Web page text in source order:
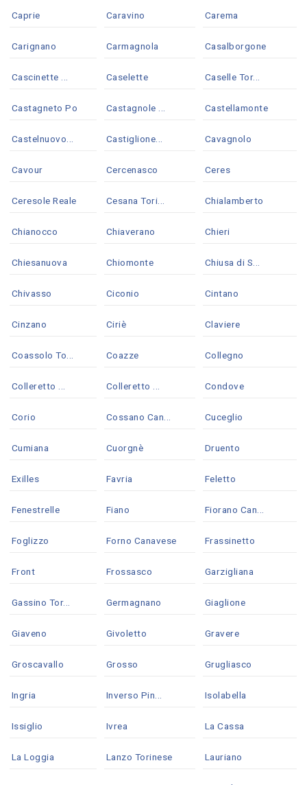
Caprie Caravino Carema
Carignano Carmagnola Casalborgone
Cascinette ... Caselette Caselle Tor...
Castagneto Po Castagnole ... Castellamonte
Castelnuovo... Castiglione... Cavagnolo
Cavour Cercenasco Ceres
Ceresole Reale Cesana Tori... Chialamberto
Chianocco Chiaverano Chieri
Chiesanuova Chiomonte Chiusa di S...
Chivasso Ciconio Cintano
Cinzano Ciriè Claviere
Coassolo To... Coazze Collegno
Colleretto ... Colleretto ... Condove
Corio Cossano Can... Cuceglio
Cumiana Cuorgnè Druento
Exilles Favria Feletto
Fenestrelle Fiano Fiorano Can...
Foglizzo Forno Canavese Frassinetto
Front Frossasco Garzigliana
Gassino Tor... Germagnano Giaglione
Giaveno Givoletto Gravere
Groscavallo Grosso Grugliasco
Ingria Inverso Pin... Isolabella
Issiglio Ivrea La Cassa
La Loggia Lanzo Torinese Lauriano